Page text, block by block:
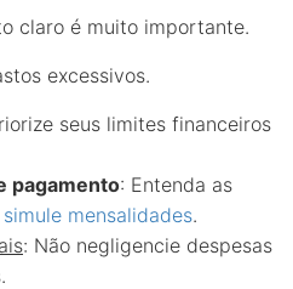
claro é muito importante.
excessivos.
seus limites financeiros
pagamento: Entenda as
simule mensalidades.
: Não negligencie despesas